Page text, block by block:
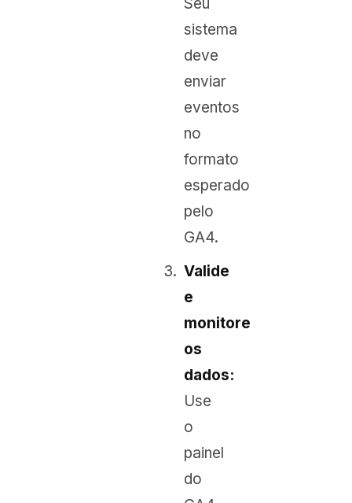
sistema
deve
enviar
eventos
no
formato
esperado
pelo
GA4.
Valide
e
monitore
os
dados:
Use
o
painel
do